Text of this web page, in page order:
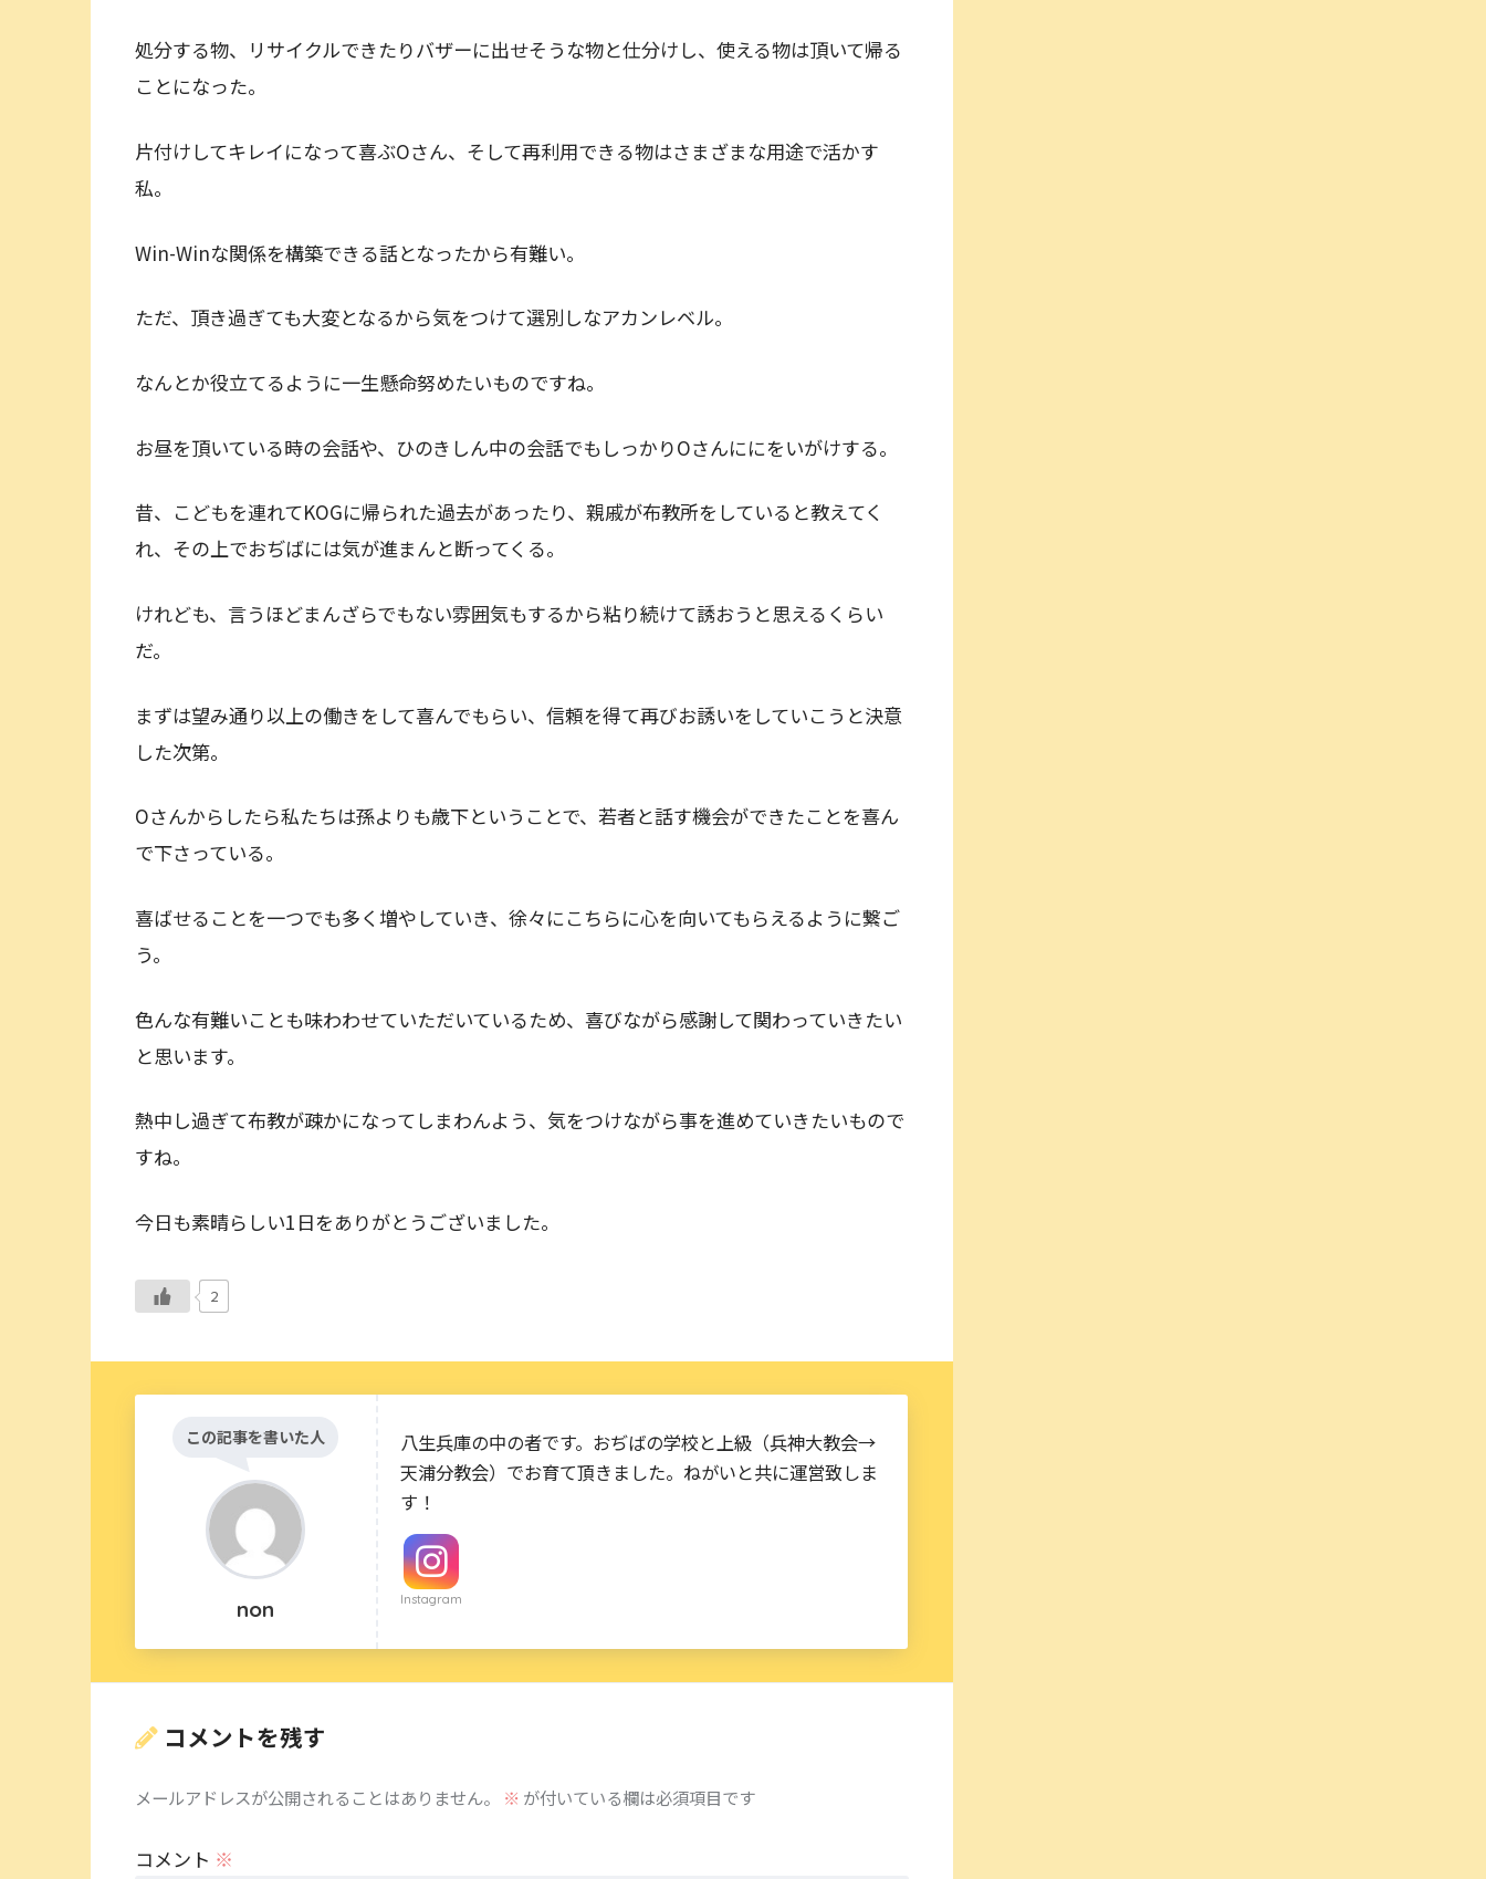
処分する物、リサイクルできたりバザーに出せそうな物と仕分けし、使える物は頂いて帰る
ことになった。
片付けしてキレイになって喜ぶOさん、そして再利用できる物はさまざまな用途で活かす
私。
Win-Winな関係を構築できる話となったから有難い。
ただ、頂き過ぎても大変となるから気をつけて選別しなアカンレベル。
なんとか役立てるように一生懸命努めたいものですね。
お昼を頂いている時の会話や、ひのきしん中の会話でもしっかりOさんににをいがけする。
昔、こどもを連れてKOGに帰られた過去があったり、親戚が布教所をしていると教えてく
れ、その上でおぢばには気が進まんと断ってくる。
けれども、言うほどまんざらでもない雰囲気もするから粘り続けて誘おうと思えるくらい
だ。
まずは望み通り以上の働きをして喜んでもらい、信頼を得て再びお誘いをしていこうと決意
した次第。
Oさんからしたら私たちは孫よりも歳下ということで、若者と話す機会ができたことを喜ん
で下さっている。
喜ばせることを一つでも多く増やしていき、徐々にこちらに心を向いてもらえるように繋ご
う。
色んな有難いことも味わわせていただいているため、喜びながら感謝して関わっていきたい
と思います。
熱中し過ぎて布教が疎かになってしまわんよう、気をつけながら事を進めていきたいもので
すね。
今日も素晴らしい1日をありがとうございました。
2
この記事を書いた人
non
八生兵庫の中の者です。おぢばの学校と上級（兵神大教会→
天浦分教会）でお育て頂きました。ねがいと共に運営致しま
す！
Instagram
コメントを残す
メールアドレスが公開されることはありません。 ※ が付いている欄は必須項目です
コメント ※